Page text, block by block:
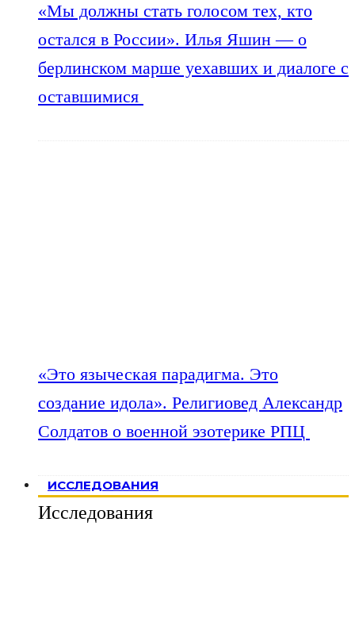
«Мы должны стать голосом тех, кто
остался в России». Илья Яшин — о
берлинском марше уехавших и диалоге с
оставшимися
«Это языческая парадигма. Это
создание идола». Религиовед Александр
Солдатов о военной эзотерике РПЦ
ИССЛЕДОВАНИЯ
Исследования